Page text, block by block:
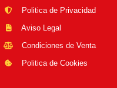
Politica de Privacidad
Aviso Legal
Condiciones de Venta
Politica de Cookies